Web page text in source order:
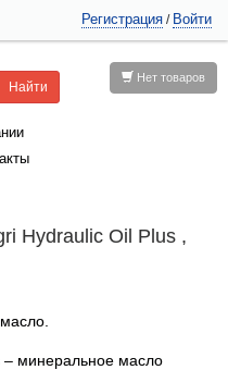
Регистрация / Войти
Нет товаров
Hydraulic Oil Plus ,
– минеральное масло